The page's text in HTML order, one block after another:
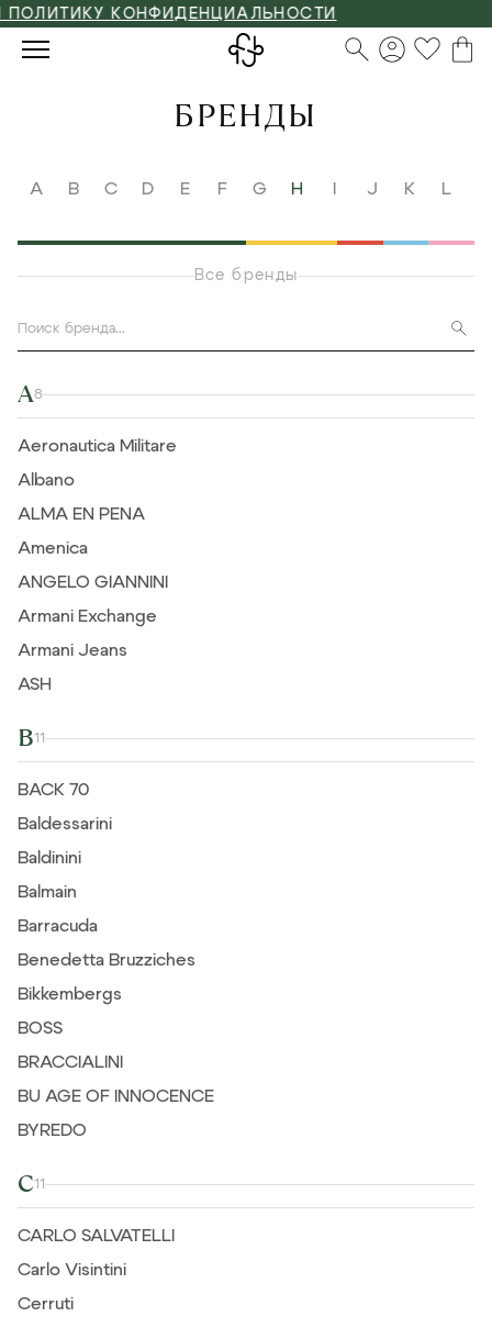
КОНФИДЕНЦИАЛЬНОСТИ
БРЕНДЫ
A B C D E F G H I J K L
Все бренды
A8
Aeronautica Militare
Albano
ALMA EN PENA
Amenica
ANGELO GIANNINI
Armani Exchange
Armani Jeans
ASH
B11
BACK 70
Baldessarini
Baldinini
Balmain
Barracuda
Benedetta Bruzziches
Bikkembergs
BOSS
BRACCIALINI
BU AGE OF INNOCENCE
BYREDO
C11
CARLO SALVATELLI
Carlo Visintini
Cerruti